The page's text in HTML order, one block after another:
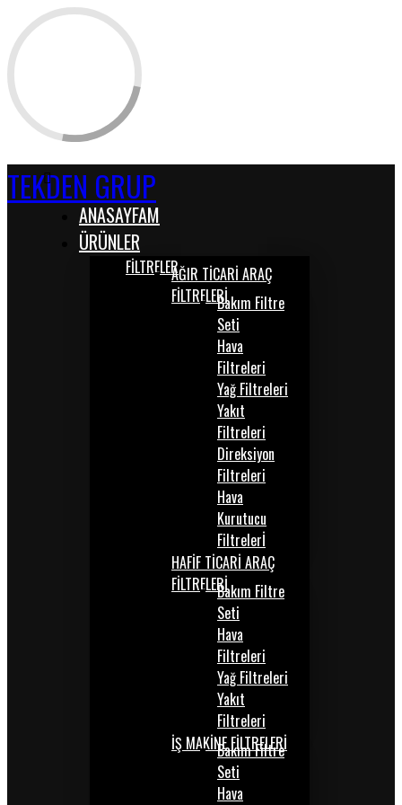
TEKDEN GRUP
ANASAYFAM
ÜRÜNLER
FİLTRELERAĞIR TİCARİ ARAÇ
FİLTRELERİBakım Filtre
Seti
Hava
Filtreleri
Yağ Filtreleri
Yakıt
Filtreleri
Direksiyon
Filtreleri
Hava
Kurutucu
Filtrelerİ
HAFİF TİCARİ ARAÇ
FİLTRELERİBakım Filtre
Seti
Hava
Filtreleri
Yağ Filtreleri
Yakıt
Filtreleri
İŞ MAKİNE FİLTRELERİ
Bakım Filtre
Seti
Hava